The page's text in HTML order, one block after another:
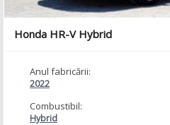
Honda HR-V Hybrid
Anul fabricării:
2022
Combustibil:
Hybrid